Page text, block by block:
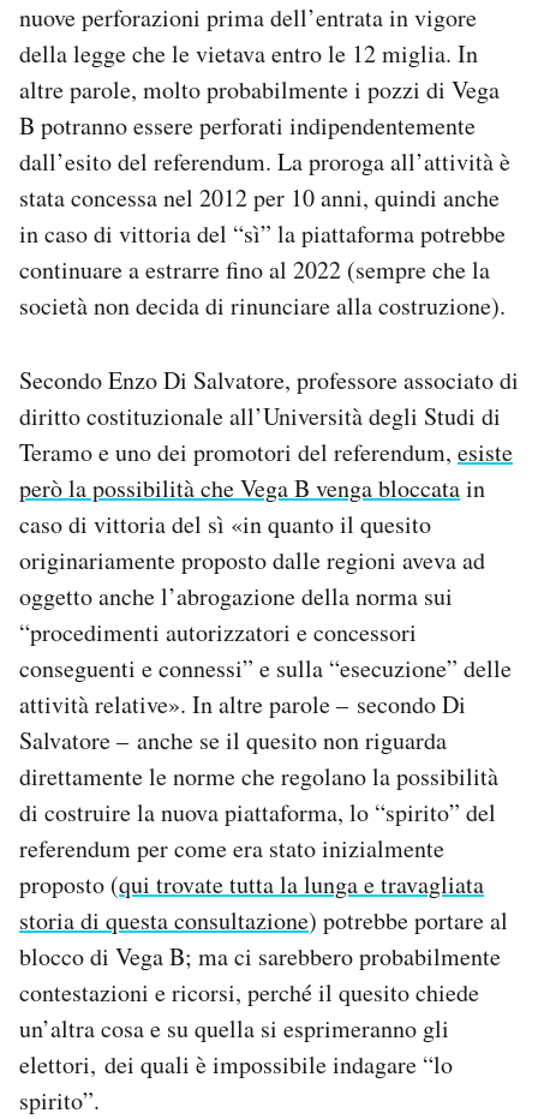
nuove perforazioni prima dell’entrata in vigore
della legge che le vietava entro le 12 miglia. In
altre parole, molto probabilmente i pozzi di Vega
B potranno essere perforati indipendentemente
dall’esito del referendum. La proroga all’attività è
stata concessa nel 2012 per 10 anni, quindi anche
in caso di vittoria del “sì” la piattaforma potrebbe
continuare a estrarre fino al 2022 (sempre che la
società non decida di rinunciare alla costruzione).
Secondo Enzo Di Salvatore, professore associato di
diritto costituzionale all’Università degli Studi di
Teramo e uno dei promotori del referendum, esiste
però la possibilità che Vega B venga bloccatain
caso di vittoria del sì «in quanto il quesito
originariamente proposto dalle regioni aveva ad
oggetto anche l’abrogazione della norma sui
“procedimenti autorizzatori e concessori
conseguenti e connessi” e sulla “esecuzione” delle
attività relative». In altre parole – secondo Di
Salvatore – anche se il quesito non riguarda
direttamente le norme che regolano la possibilità
di costruire la nuova piattaforma, lo “spirito” del
referendum per come era stato inizialmente
proposto (qui trovate tutta la lunga e travagliata
storia di questa consultazione) potrebbe portare al
blocco di Vega B; ma ci sarebbero probabilmente
contestazioni e ricorsi, perché il quesito chiede
un’altra cosa e su quella si esprimeranno gli
elettori, dei quali è impossibile indagare “lo
spirito”.